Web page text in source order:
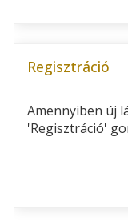
Regisztráció
Amennyiben új
'Regisztráció'